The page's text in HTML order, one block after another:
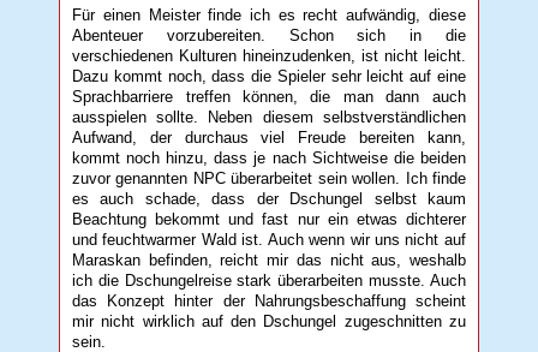
Für einen Meister finde ich es recht aufwändig, diese
Abenteuer vorzubereiten. Schon sich in die
verschiedenen Kulturen hineinzudenken, ist nicht leicht.
Dazu kommt noch, dass die Spieler sehr leicht auf eine
Sprachbarriere treffen können, die man dann auch
ausspielen sollte. Neben diesem selbstverständlichen
Aufwand, der durchaus viel Freude bereiten kann,
kommt noch hinzu, dass je nach Sichtweise die beiden
zuvor genannten NPC überarbeitet sein wollen. Ich finde
es auch schade, dass der Dschungel selbst kaum
Beachtung bekommt und fast nur ein etwas dichterer
und feuchtwarmer Wald ist. Auch wenn wir uns nicht auf
Maraskan befinden, reicht mir das nicht aus, weshalb
ich die Dschungelreise stark überarbeiten musste. Auch
das Konzept hinter der Nahrungsbeschaffung scheint
mir nicht wirklich auf den Dschungel zugeschnitten zu
sein.